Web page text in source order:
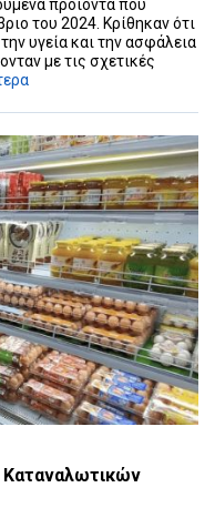
προϊόντα που
του 2024. Κρίθηκαν ότι
υγεία και την ασφάλεια
με τις σχετικές
Καταναλωτικών